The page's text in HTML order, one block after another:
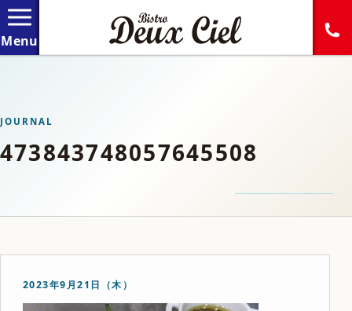
JOURNAL
473843748057645508
2023年9月21日（木）